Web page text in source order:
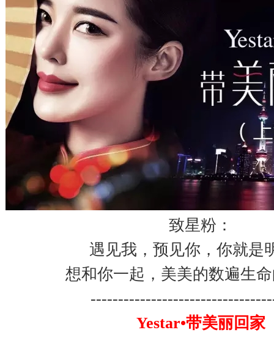
致星粉：
遇见我，预见你，你就是
想和你一起，美美的数遍生
Yestar•带美丽回家